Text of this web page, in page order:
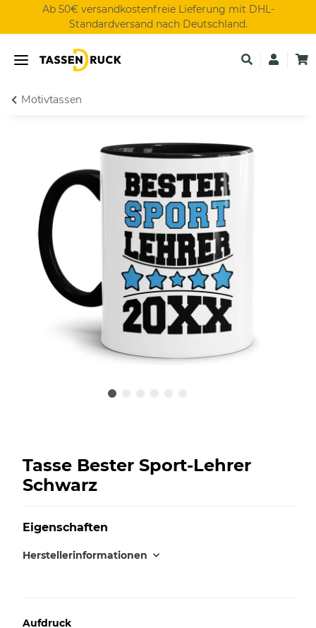
Ab 50€ versandkostenfreie Lieferung mit DHL-
Standardversand nach Deutschland.
Motivtassen
Tasse Bester Sport-Lehrer
Schwarz
Eigenschaften
Herstellerinformationen
Aufdruck